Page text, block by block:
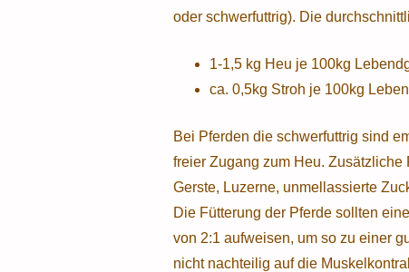
oder schwerfuttrig). Die
1-1,5 kg Heu je 100kg
ca. 0,5kg Stroh je 100kg
Bei Pferden die schwerfuttrig sind
freier Zugang zum Heu.
Gerste, Luzerne, unmellassierte
Die Fütterung der Pferde sollten
von 2:1 aufweisen, um so zu einer
nicht nachteilig auf die